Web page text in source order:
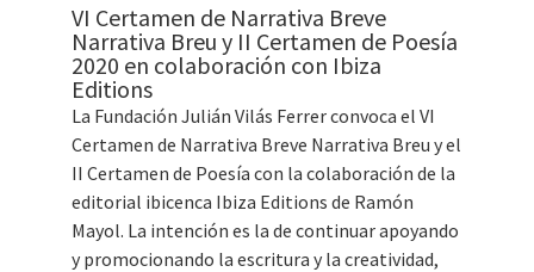
VI Certamen de Narrativa Breve
Narrativa Breu y II Certamen de Poesía
2020 en colaboración con Ibiza
Editions
La Fundación Julián Vilás Ferrer convoca el VI
Certamen de Narrativa Breve Narrativa Breu y el
II Certamen de Poesía con la colaboración de la
editorial ibicenca Ibiza Editions de Ramón
Mayol. La intención es la de continuar apoyando
y promocionando la escritura y la creatividad,